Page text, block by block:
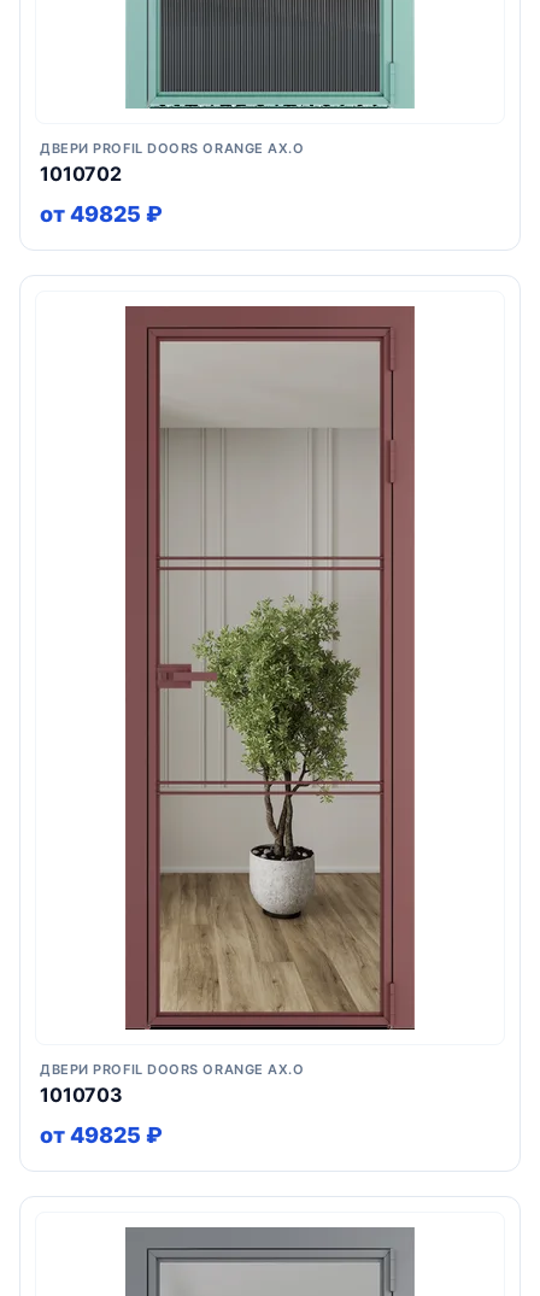
ДВЕРИ PROFIL DOORS ORANGE AX.O
1010702
от 49825 ₽
ДВЕРИ PROFIL DOORS ORANGE AX.O
1010703
от 49825 ₽